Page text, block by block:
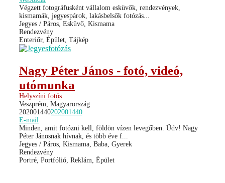
Végzett fotográfusként vállalom esküvők, rendezvények,
kismamák, jegyespárok, lakásbelsők fotózás...
Jegyes / Páros, Esküvő, Kismama
Rendezvény
Enteriőr, Épület, Tájkép
Nagy Péter János - fotó, videó,
utómunka
Helyszíni fotós
Veszprém, Magyarország
202001440202001440
E-mail
Minden, amit fotózni kell, földön vízen levegőben. Üdv! Nagy
Péter Jánosnak hívnak, és több éve f...
Jegyes / Páros, Kismama, Baba, Gyerek
Rendezvény
Portré, Portfólió, Reklám, Épület